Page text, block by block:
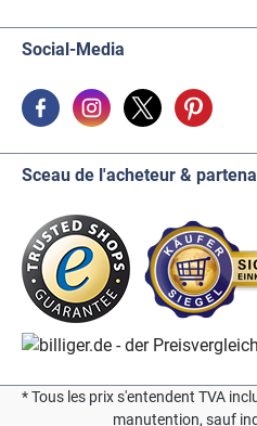
Social-Media
Sceau de l'acheteur &
* Tous les prix s'entendent TVA
manutention, sauf